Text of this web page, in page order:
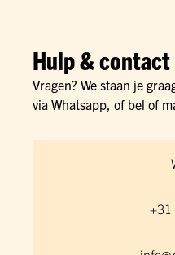
Hulp & contact
Vragen? We staan je
via Whatsapp, of bel of
+31